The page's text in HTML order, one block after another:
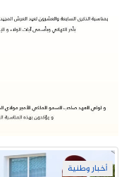
أخبار وطنية